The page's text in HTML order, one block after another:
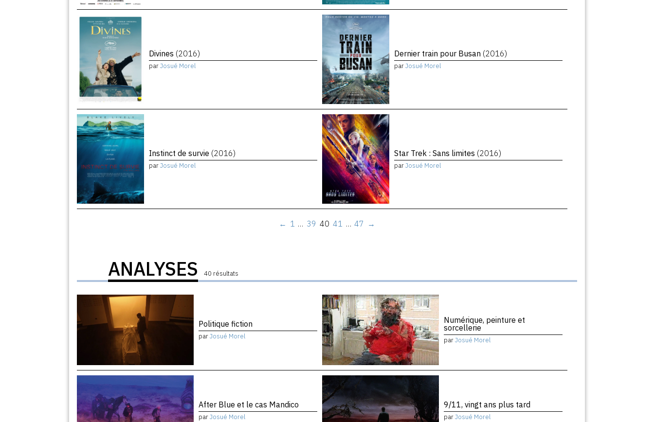
Divines (2016)
parJosué Morel
Dernier train pour Busan (2016)
parJosué Morel
Instinct de survie (2016)
parJosué Morel
Star Trek : Sans limites (2016)
parJosué Morel
← 1 … 39 40 41 … 47 →
ANALYSES 40 résultats
Politique fiction
parJosué Morel
Numérique, peinture et
sorcellerie
parJosué Morel
After Blue et le cas Mandico
parJosué Morel
9/11, vingt ans plus tard
parJosué Morel